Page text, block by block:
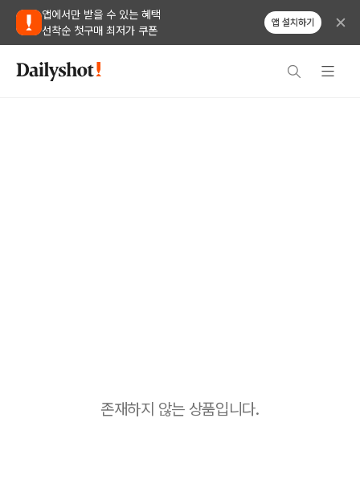
앱에서만 받을 수 있는 혜택
선착순 첫구매 최저가 쿠폰
앱 설치하기
존재하지 않는 상품입니다.